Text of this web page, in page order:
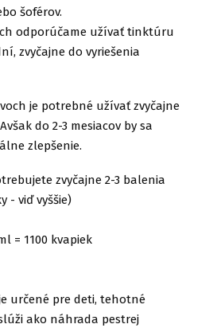
šoférov.
odporúčame užívať tinktúru
zvyčajne do vyriešenia
je potrebné užívať zvyčajne
do 2-3 mesiacov by sa
zlepšenie.
zvyčajne 2-3 balenia
- viď vyššie)
= 1100 kvapiek
určené pre deti, tehotné
ako náhrada pestrej